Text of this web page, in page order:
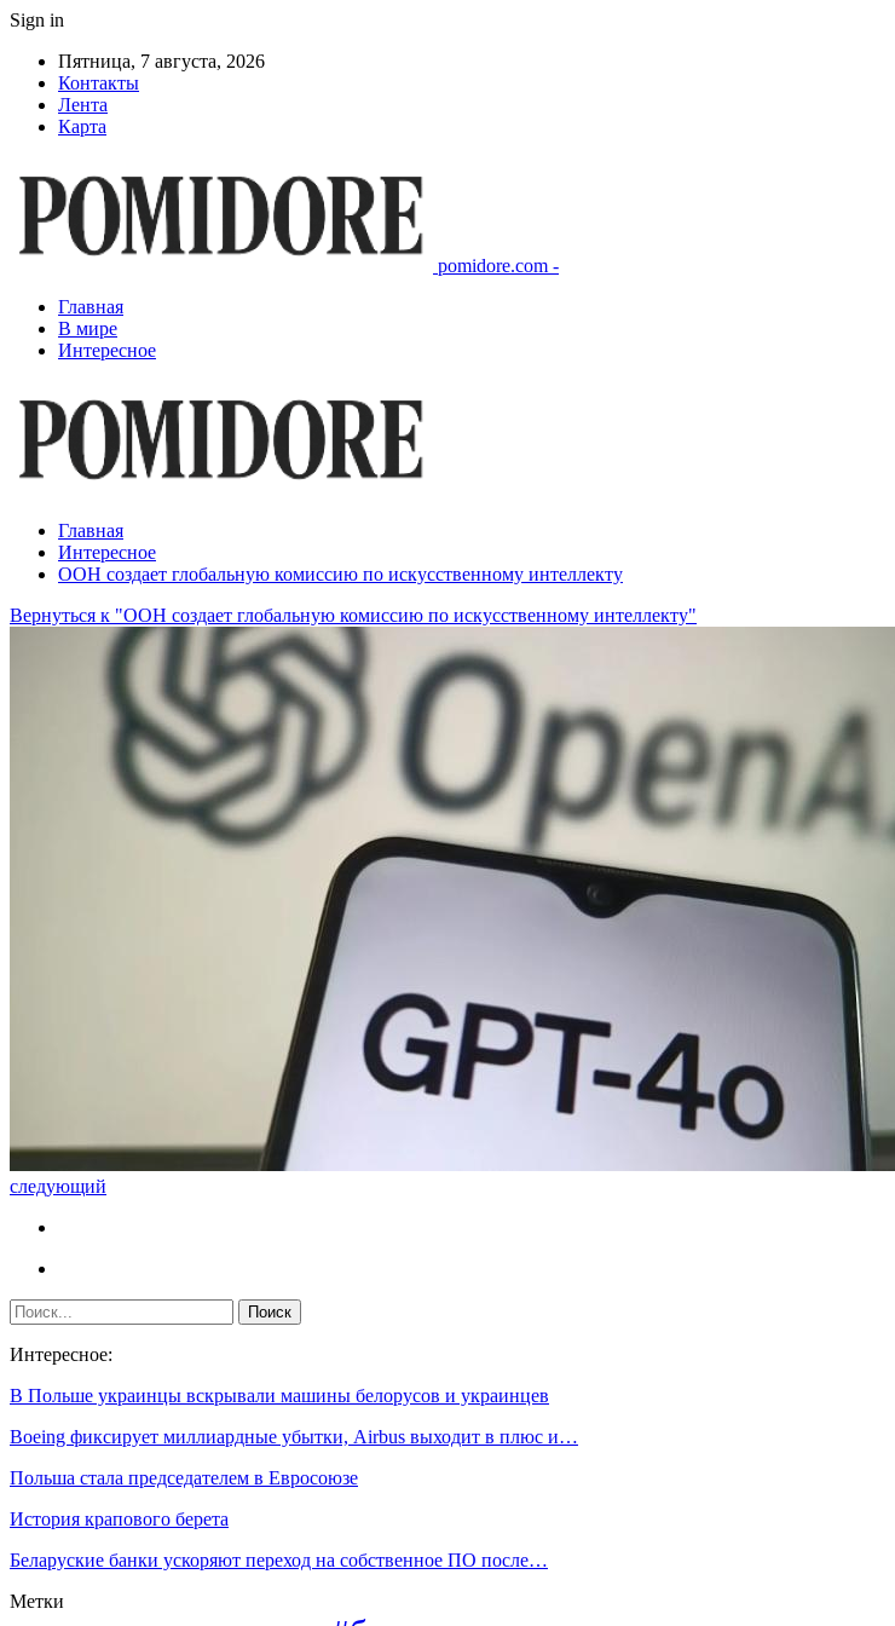
Sign in
Пятница, 7 августа, 2026
Контакты
Лента
Карта
pomidore.com -
Главная
В мире
Интересное
Главная
Интересное
ООН создает глобальную комиссию по искусственному интеллекту
Вернуться к "ООН создает глобальную комиссию по искусственному интеллекту"
следующий
Интересное:
В Польше украинцы вскрывали машины белорусов и украинцев
Boeing фиксирует миллиардные убытки, Airbus выходит в плюс и…
Польша стала председателем в Евросоюзе
История крапового берета
Беларуские банки ускоряют переход на собственное ПО после…
Метки